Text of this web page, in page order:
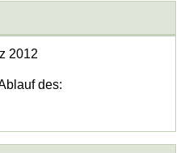
2012
des: